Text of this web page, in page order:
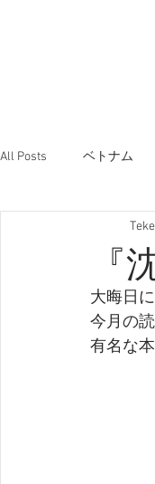
All Posts ベトナム
大晦日
今月の
有名な